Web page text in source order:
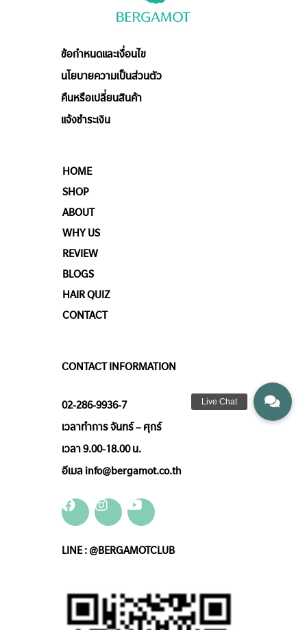
ข้อกำหนดและเงื่อนไข
นโยบายความเป็นส่วนตัว
คืนหรือเปลี่ยนสินค้า
แจ้งชำระเงิน
HOME
SHOP
ABOUT
WHY US
REVIEW
BLOGS
HAIR QUIZ
CONTACT
CONTACT INFORMATION
02-286-9936-7
เวลาทำการ จันทร์ – ศุกร์
เวลา 9.00-18.00 น.
อีเมล info@bergamot.co.th
LINE : @BERGAMOTCLUB